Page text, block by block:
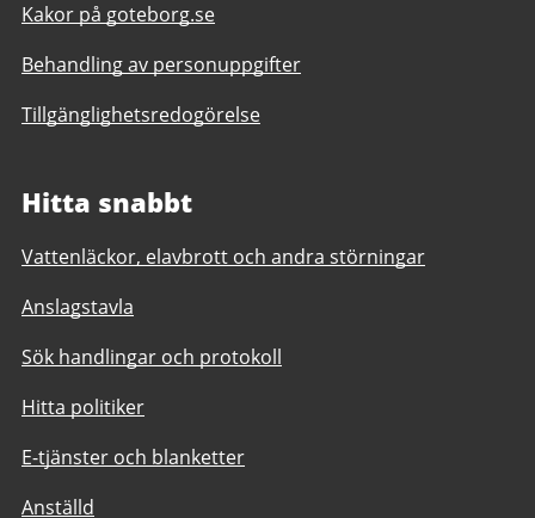
Kakor på goteborg.se
Behandling av personuppgifter
Tillgänglighetsredogörelse
Hitta snabbt
Vattenläckor, elavbrott och andra störningar
Anslagstavla
Sök handlingar och protokoll
Hitta politiker
E-tjänster och blanketter
Anställd